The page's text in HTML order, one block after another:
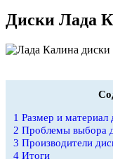
Диски Лада
1 Размер и материал
2 Проблемы выбора
3 Производители
4 Итоги